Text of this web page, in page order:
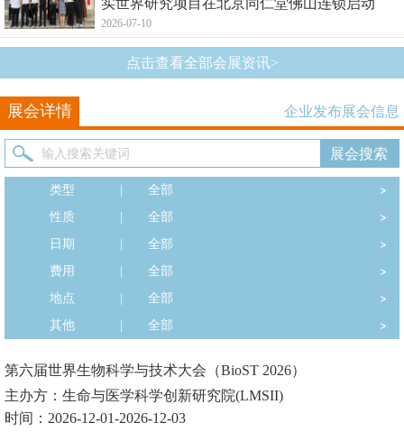
实世界研究项目在北京同仁堂佛山连锁启动
2026-07-10
点击查看全部会展资讯>
展会详情 企业发布展会信息
类型
全部
性质
全部
日期
全部
费用
全部
地点
全部
其他
全部
第六届世界生物科学与技术大会（BioST 2026）
主办方：生命与医学科学创新研究院(LMSII)
时间：2026-12-01-2026-12-03